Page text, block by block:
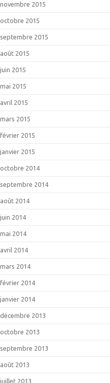
novembre 2015
octobre 2015
septembre 2015
août 2015
juin 2015
mai 2015
avril 2015
mars 2015
février 2015
janvier 2015
octobre 2014
septembre 2014
août 2014
juin 2014
mai 2014
avril 2014
mars 2014
février 2014
janvier 2014
décembre 2013
octobre 2013
septembre 2013
août 2013
juillet 2013